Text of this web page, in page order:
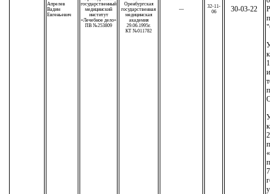
Апрелев
Вадим
Евгеньевич
государственный
медицинский
институт
«Лечебное дело»
ПВ №253809
Оренбургская
государственная
медицинская
академия
29.06.1995г.
КТ №011782
—
32-11-
06
30-03-22